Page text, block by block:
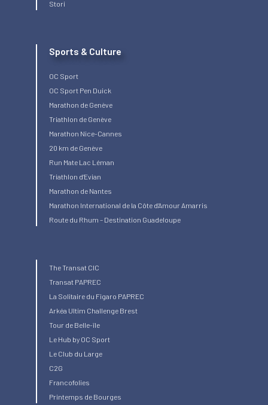
Stori
Sports & Culture
OC Sport
OC Sport Pen Duick
Marathon de Genève
Triathlon de Genève
Marathon Nice-Cannes
20 km de Genève
Run Mate Lac Léman
Triathlon d’Evian
Marathon de Nantes
Marathon International de la Côte d’Amour Amarris
Route du Rhum – Destination Guadeloupe
The Transat CIC
Transat PAPREC
La Solitaire du Figaro PAPREC
Arkéa Ultim Challenge Brest
Tour de Belle-île
Le Hub by OC Sport
Le Club du Large
C2G
Francofolies
Printemps de Bourges